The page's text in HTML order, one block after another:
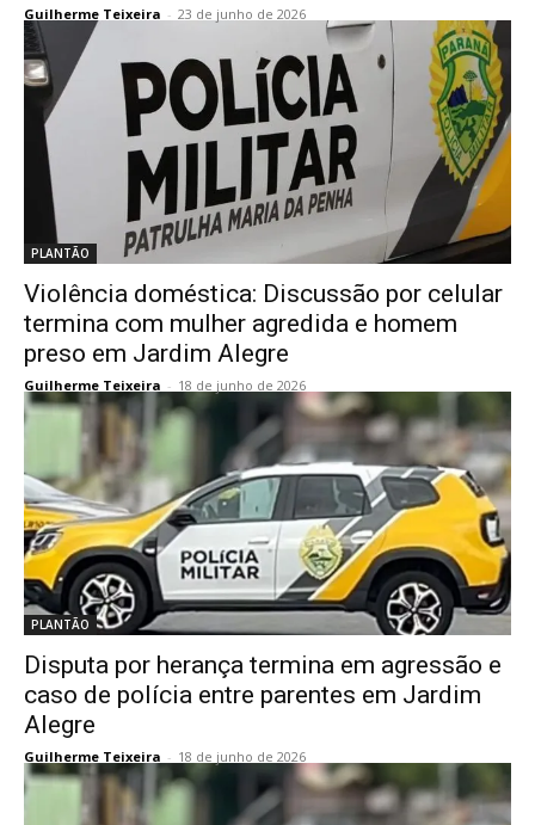
Guilherme Teixeira - 23 de junho de 2026
PLANTÃO
Violência doméstica: Discussão por celular
termina com mulher agredida e homem
preso em Jardim Alegre
Guilherme Teixeira - 18 de junho de 2026
PLANTÃO
Disputa por herança termina em agressão e
caso de polícia entre parentes em Jardim
Alegre
Guilherme Teixeira - 18 de junho de 2026